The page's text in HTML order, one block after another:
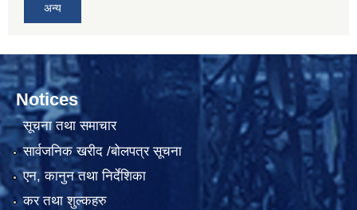
अन्य
Notices
सूचना तथा समाचार
सार्वजनिक खरीद /बोलपत्र सूचना
एन, कानुन तथा निर्देशिका
कर तथा शुल्कहरु